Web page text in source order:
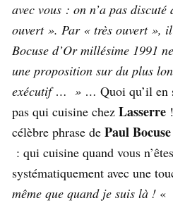
avec vous : on n’a pas
ouvert ». Par « très ouvert »,
Bocuse d’Or millésime 1991
une proposition sur du plus
exécutif … » … Quoi qu’il
pas qui cuisine chez Lasserre
célèbre phrase de Paul Bocuse
: qui cuisine quand vous
systématiquement avec une
même que quand je suis là ! «